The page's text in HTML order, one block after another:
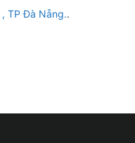
TP Đà Nẵng..